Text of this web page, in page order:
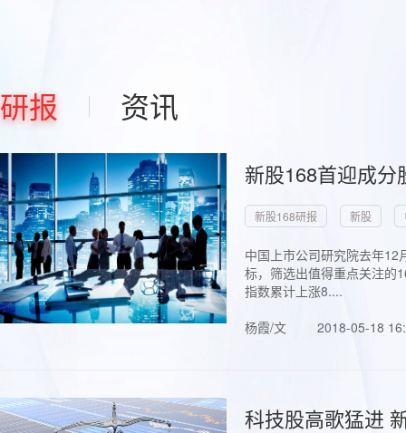
研报 资讯
新股168首迎成
新股168研报 新股
中国上市公司研究院去年
标，筛选出值得重点关注的
指数累计上涨8....
杨霞/文
2018-05-18
科技股高歌猛进